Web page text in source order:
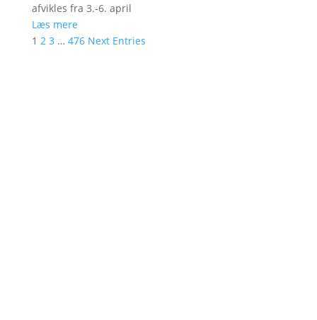
afvikles fra 3.-6. april
Læs mere
1 2 3 … 476 Next Entries